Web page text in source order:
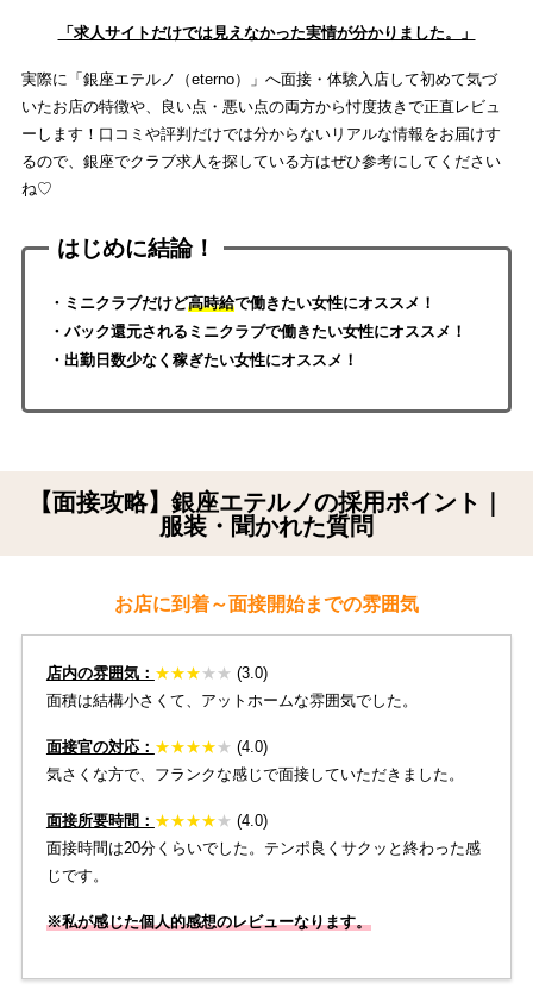
「求人サイトだけでは見えなかった実情が分かりました。」
実際に「銀座エテルノ（eterno）」へ面接・体験入店して初めて気づ
いたお店の特徴や、良い点・悪い点の両方から忖度抜きで正直レビュ
ーします！口コミや評判だけでは分からないリアルな情報をお届けす
るので、銀座でクラブ求人を探している方はぜひ参考にしてください
ね♡
はじめに結論！
・ミニクラブだけど高時給で働きたい女性にオススメ！
・バック還元されるミニクラブで働きたい女性にオススメ！
・出勤日数少なく稼ぎたい女性にオススメ！
【面接攻略】銀座エテルノの採用ポイント｜
服装・聞かれた質問
お店に到着～面接開始までの雰囲気
店内の雰囲気： ★★★★★ (3.0)
面積は結構小さくて、アットホームな雰囲気でした。
面接官の対応： ★★★★★ (4.0)
気さくな方で、フランクな感じで面接していただきました。
面接所要時間： ★★★★★ (4.0)
面接時間は20分くらいでした。テンポ良くサクッと終わった感
じです。
※私が感じた個人的感想のレビューなります。